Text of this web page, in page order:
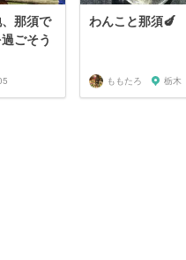
那須で
ごそう
わんこと那須🍆
ももたろ 栃木